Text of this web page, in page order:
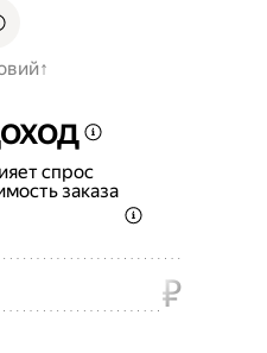
спрос
заказа
₽